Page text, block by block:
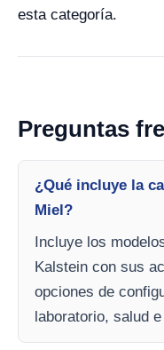
esta categoría.
Preguntas
¿Qué incluye la
Miel?
Incluye los
Kalstein con sus
opciones de
laboratorio, salud